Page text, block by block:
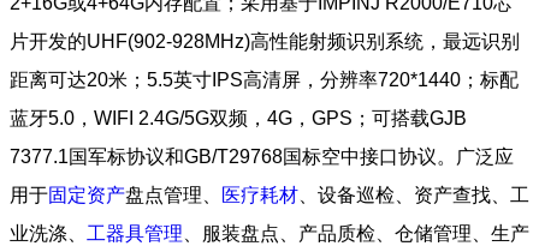
片开发的UHF(902-928MHz)高性能射频识别系统，最远识别
距离可达20米；5.5英寸IPS高清屏，分辨率720*1440；标配
蓝牙5.0，WIFI 2.4G/5G双频，4G，GPS；可搭载GJB
7377.1国军标协议和GB/T29768国标空中接口协议。广泛应
用于固定资产盘点管理、 医疗耗材 、设备巡检、资产查找、工
业洗涤、 工器具管理 、服装盘点、产品质检、仓储管理、生产